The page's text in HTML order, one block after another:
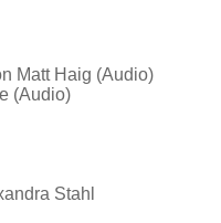
Matt Haig (Audio)
(Audio)
Stahl